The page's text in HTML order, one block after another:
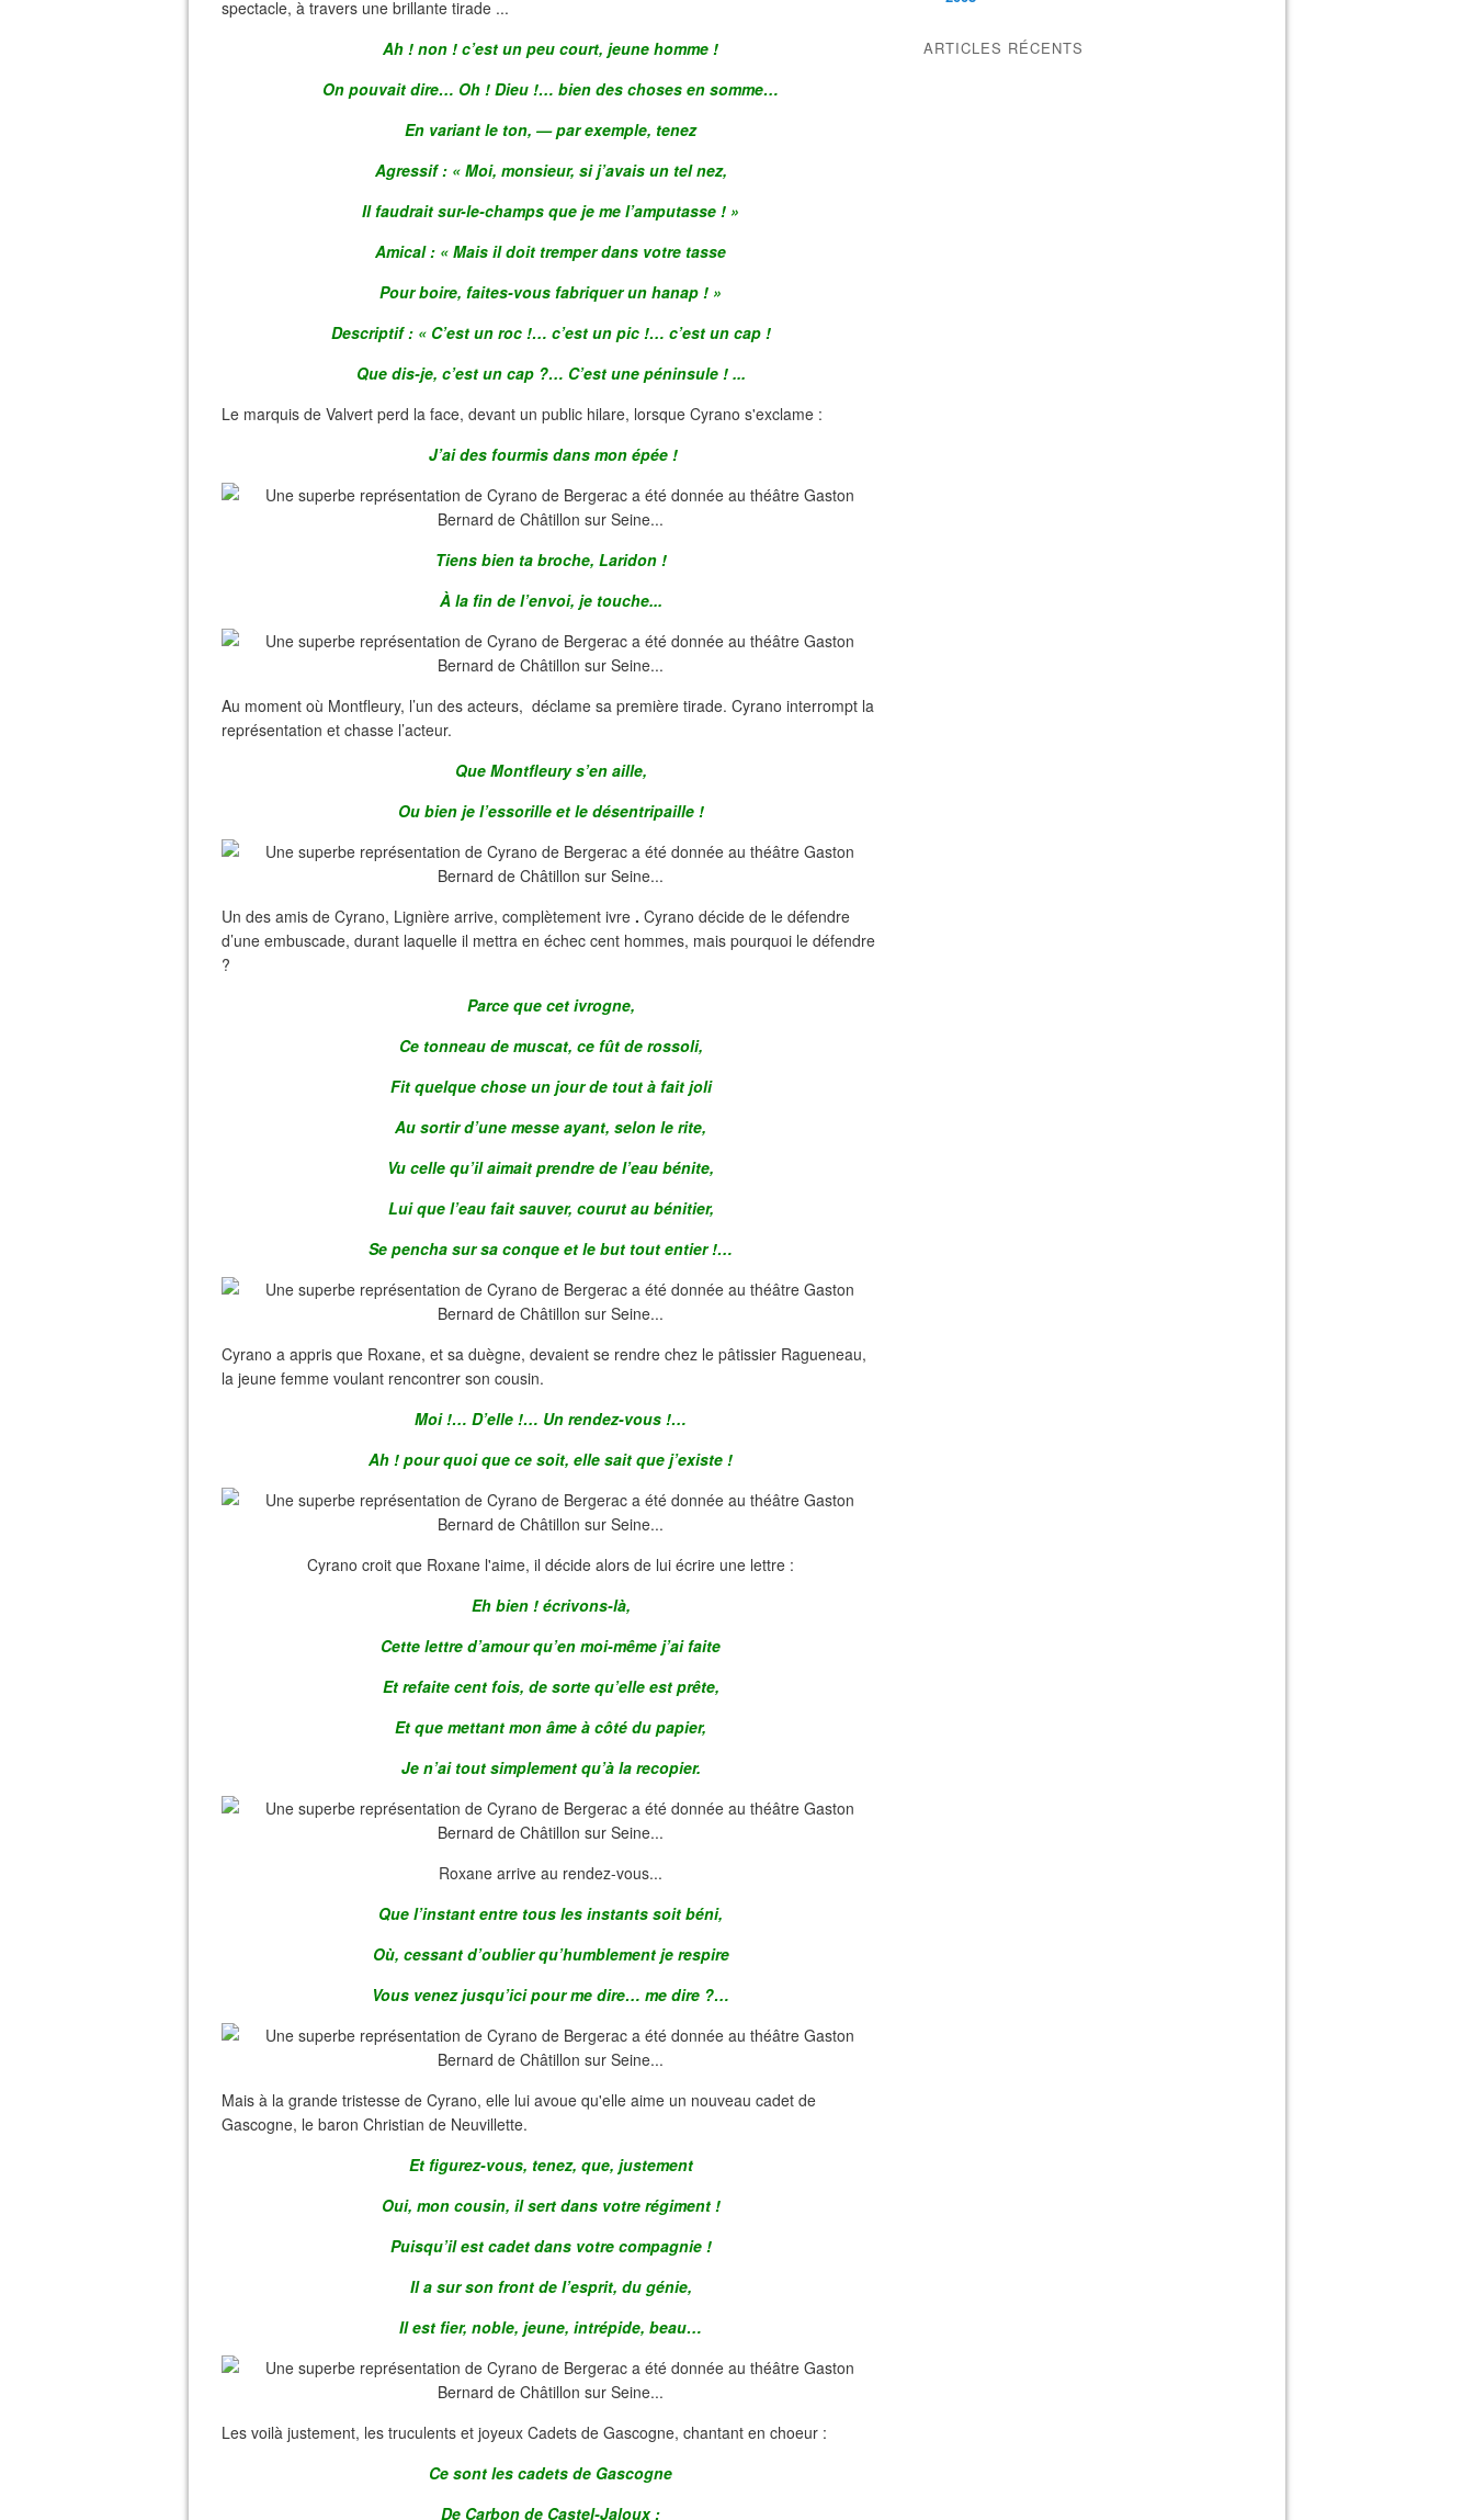
spectacle, à travers une brillante tirade ...
Ah ! non ! c’est un peu court, jeune homme !
On pouvait dire… Oh ! Dieu !… bien des choses en somme…
En variant le ton, — par exemple, tenez
Agressif : « Moi, monsieur, si j’avais un tel nez,
Il faudrait sur-le-champs que je me l’amputasse ! »
Amical : « Mais il doit tremper dans votre tasse
Pour boire, faites-vous fabriquer un hanap ! »
Descriptif : « C’est un roc !… c’est un pic !… c’est un cap !
Que dis-je, c’est un cap ?… C’est une péninsule ! ...
Le marquis de Valvert perd la face, devant un public hilare, lorsque Cyrano s'exclame :
J’ai des fourmis dans mon épée !
Tiens bien ta broche, Laridon !
À la fin de l’envoi, je touche...
Au moment où Montfleury, l’un des acteurs, déclame sa première tirade. Cyrano interrompt la
représentation et chasse l’acteur.
Que Montfleury s’en aille,
Ou bien je l’essorille et le désentripaille !
Un des amis de Cyrano, Lignière arrive, complètement ivre . Cyrano décide de le défendre
d’une embuscade, durant laquelle il mettra en échec cent hommes, mais pourquoi le défendre
?
Parce que cet ivrogne,
Ce tonneau de muscat, ce fût de rossoli,
Fit quelque chose un jour de tout à fait joli
Au sortir d’une messe ayant, selon le rite,
Vu celle qu’il aimait prendre de l’eau bénite,
Lui que l’eau fait sauver, courut au bénitier,
Se pencha sur sa conque et le but tout entier !…
Cyrano a appris que Roxane, et sa duègne, devaient se rendre chez le pâtissier Ragueneau,
la jeune femme voulant rencontrer son cousin.
Moi !… D’elle !… Un rendez-vous !…
Ah ! pour quoi que ce soit, elle sait que j’existe !
Cyrano croit que Roxane l'aime, il décide alors de lui écrire une lettre :
Eh bien ! écrivons-là,
Cette lettre d’amour qu’en moi-même j’ai faite
Et refaite cent fois, de sorte qu’elle est prête,
Et que mettant mon âme à côté du papier,
Je n’ai tout simplement qu’à la recopier.
Roxane arrive au rendez-vous...
Que l’instant entre tous les instants soit béni,
Où, cessant d’oublier qu’humblement je respire
Vous venez jusqu’ici pour me dire… me dire ?…
Mais à la grande tristesse de Cyrano, elle lui avoue qu'elle aime un nouveau cadet de
Gascogne, le baron Christian de Neuvillette.
Et figurez-vous, tenez, que, justement
Oui, mon cousin, il sert dans votre régiment !
Puisqu’il est cadet dans votre compagnie !
Il a sur son front de l’esprit, du génie,
Il est fier, noble, jeune, intrépide, beau…
Les voilà justement, les truculents et joyeux Cadets de Gascogne, chantant en choeur :
Ce sont les cadets de Gascogne
De Carbon de Castel-Jaloux ;
ARTICLES RÉCENTS